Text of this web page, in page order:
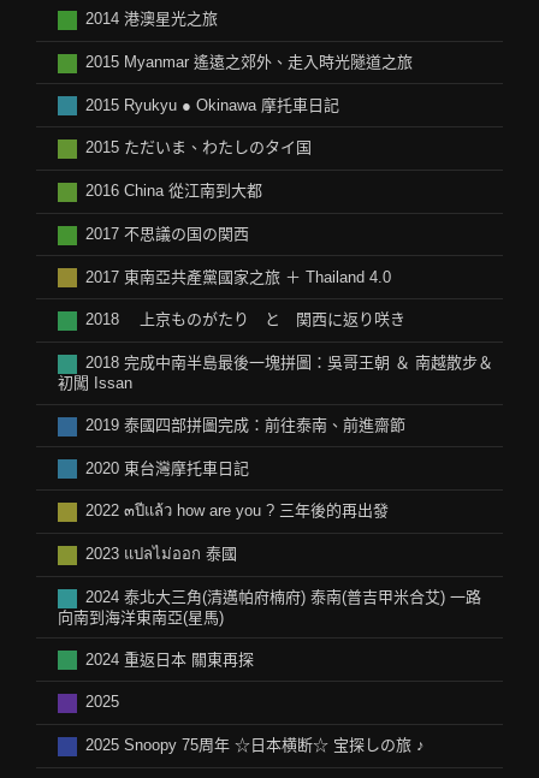
2014 港澳星光之旅
2015 Myanmar 遙遠之郊外、走入時光隧道之旅
2015 Ryukyu ● Okinawa 摩托車日記
2015 ただいま、わたしのタイ国
2016 China 從江南到大都
2017 不思議の国の関西
2017 東南亞共產黨國家之旅 ＋ Thailand 4.0
2018 上京ものがたり と 関西に返り咲き
2018 完成中南半島最後一塊拼圖：吳哥王朝 ＆ 南越散步＆
初闖 Issan
2019 泰國四部拼圖完成：前往泰南、前進齋節
2020 東台灣摩托車日記
2022 ๓ปีแล้ว how are you ? 三年後的再出發
2023 แปลไม่ออก 泰國
2024 泰北大三角(清邁帕府楠府) 泰南(普吉甲米合艾) 一路
向南到海洋東南亞(星馬)
2024 重返日本 關東再探
2025
2025 Snoopy 75周年 ☆日本横断☆ 宝探しの旅 ♪